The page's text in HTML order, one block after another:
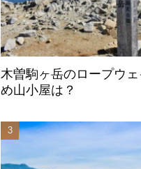
木曽駒ヶ岳のロープウ
め山小屋は？